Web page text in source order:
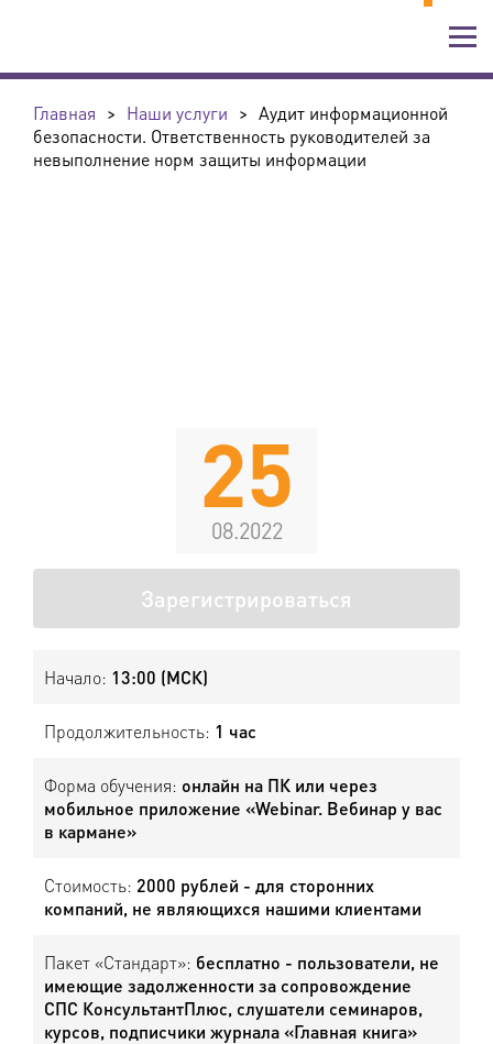
Главная > Наши услуги > Аудит информационной
безопасности. Ответственность руководителей за
невыполнение норм защиты информации
25
08.2022
Зарегистрироваться
Начало: 13:00 (МСК)
Продолжительность: 1 час
Форма обучения: онлайн на ПК или через
мобильное приложение «Webinar. Вебинар у вас
в кармане»
Стоимость: 2000 рублей - для сторонних
компаний, не являющихся нашими клиентами
Пакет «Стандарт»: бесплатно - пользователи, не
имеющие задолженности за сопровождение
СПС КонсультантПлюс, слушатели семинаров,
курсов, подписчики журнала «Главная книга»